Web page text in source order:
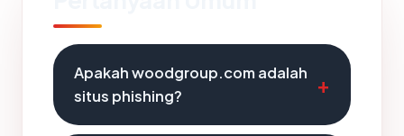
Apakah woodgroup.com adalah
situs phishing?